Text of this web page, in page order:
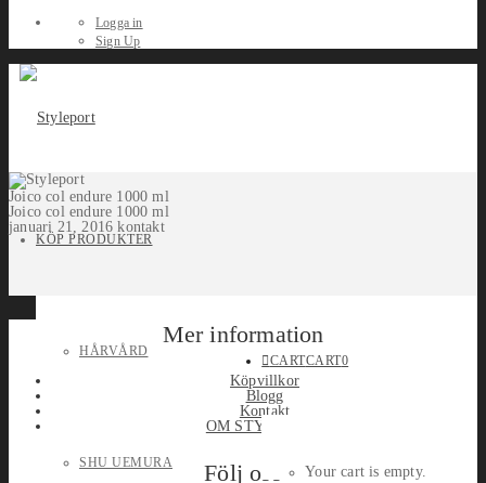
Logga in
Sign Up
KÖP PRODUKTER
HÅRVÅRD
SHU UEMURA
CARTCART0
Your cart is empty.
Joico col endure 1000 ml
Joico col endure 1000 ml
januari 21, 2016 kontakt
Mer information
Köpvillkor
Blogg
Kontakt
OM STYLEPORT
Följ oss